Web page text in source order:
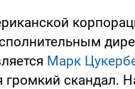
Марк
громкий скандал.